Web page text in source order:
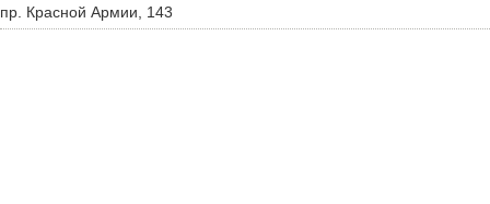
пр. Красной Армии, 143